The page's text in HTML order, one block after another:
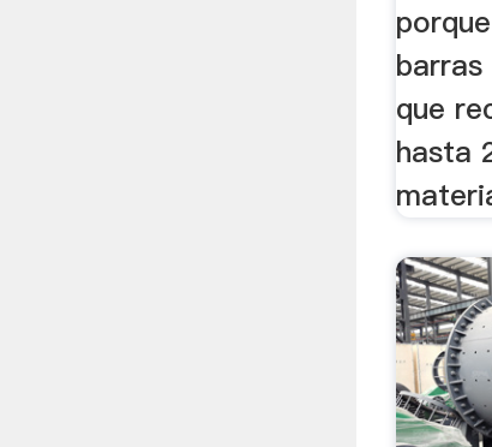
que
hasta